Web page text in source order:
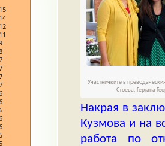
Участничките в
Стоева, Гергана
Накрая в
Кузмова и на
работа по